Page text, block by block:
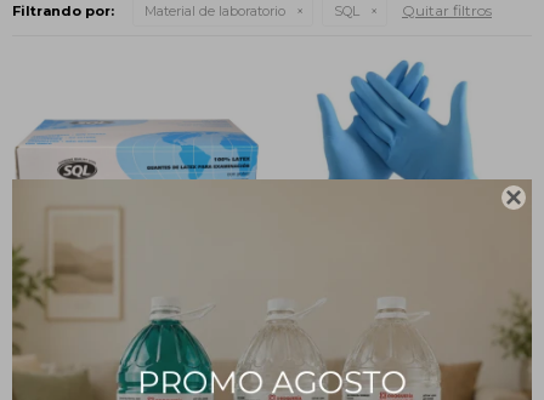

Filtrando por: Material de laboratorio SQL Quitar filtros
Guantes de Látex - XS
$ 307
Guantes de Nitrilo Azul
Premium - M
$ 428